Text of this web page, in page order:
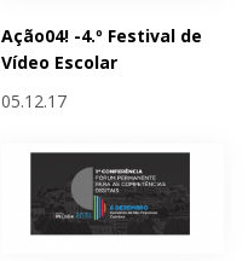
Ação04! -4.º Festival de
Vídeo Escolar
05.12.17